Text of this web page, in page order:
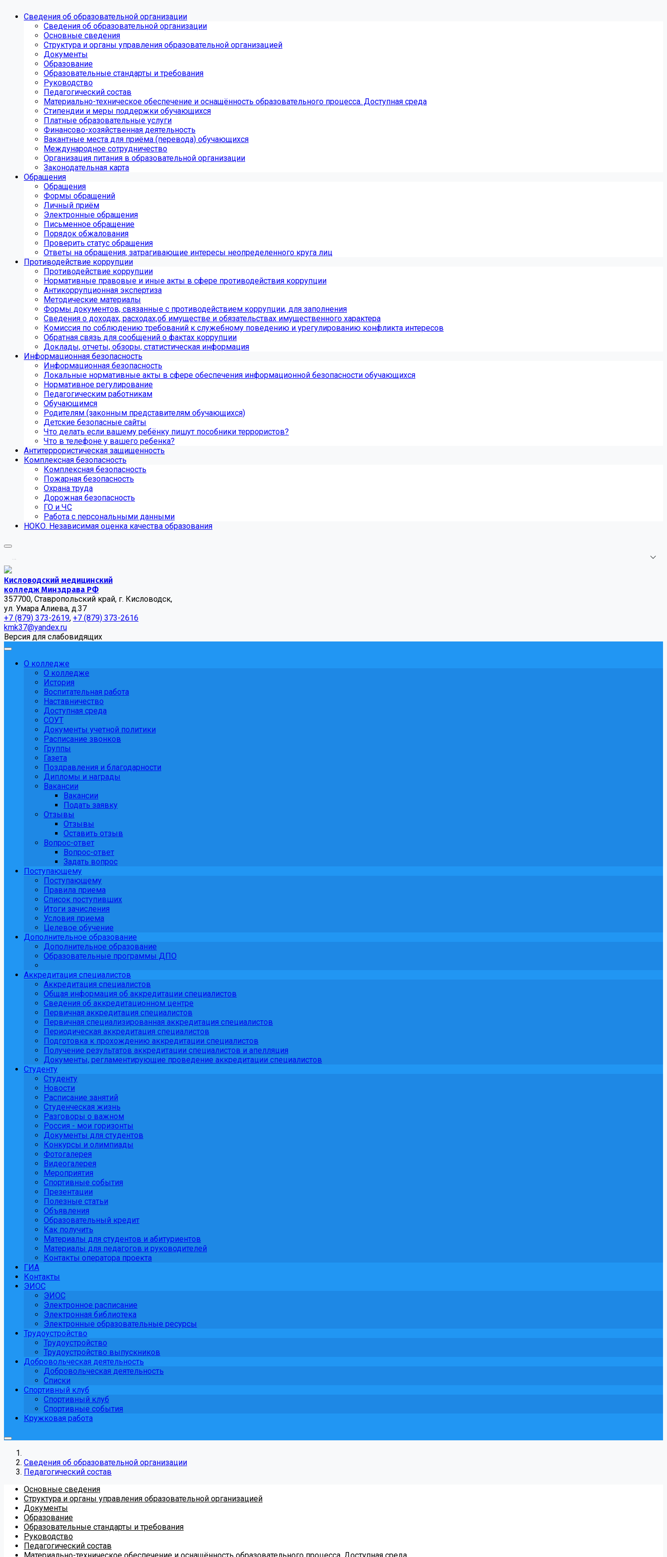
Сведения об образовательной организации
Сведения об образовательной организации
Основные сведения
Структура и органы управления образовательной организацией
Документы
Образование
Образовательные стандарты и требования
Руководство
Педагогический состав
Материально-техническое обеспечение и оснащённость образовательного процесса. Доступная среда
Стипендии и меры поддержки обучающихся
Платные образовательные услуги
Финансово-хозяйственная деятельность
Вакантные места для приёма (перевода) обучающихся
Международное сотрудничество
Организация питания в образовательной организации
Законодательная карта
Обращения
Обращения
Формы обращений
Личный приём
Электронные обращения
Письменное обращение
Порядок обжалования
Проверить статус обращения
Ответы на обращения, затрагивающие интересы неопределенного круга лиц
Противодействие коррупции
Противодействие коррупции
Нормативные правовые и иные акты в сфере противодействия коррупции
Антикоррупционная экспертиза
Методические материалы
Формы документов, связанные с противодействием коррупции, для заполнения
Сведения о доходах, расходах,об имуществе и обязательствах имущественного характера
Комиссия по соблюдению требований к служебному поведению и урегулированию конфликта интересов
Обратная связь для сообщений о фактах коррупции
Доклады, отчеты, обзоры, статистическая информация
Информационная безопасность
Информационная безопасность
Локальные нормативные акты в сфере обеспечения информационной безопасности обучающихся
Нормативное регулирование
Педагогическим работникам
Обучающимся
Родителям (законным представителям обучающихся)
Детские безопасные сайты
Что делать если вашему ребёнку пишут пособники террористов?
Что в телефоне у вашего ребенка?
Антитеррористическая защищенность
Комплексная безопасность
Комплексная безопасность
Пожарная безопасность
Охрана труда
Дорожная безопасность
ГО и ЧС
Работа с персональными данными
НОКО. Независимая оценка качества образования
...
Кисловодский медицинский
колледж Минздрава РФ
357700, Ставропольский край, г. Кисловодск,
ул. Умара Алиева, д.37
+7 (879) 373-2619, +7 (879) 373-2616
kmk37@yandex.ru
Версия для слабовидящих
О колледже
О колледже
История
Воспитательная работа
Наставничество
Доступная среда
СОУТ
Документы учетной политики
Расписание звонков
Группы
Газета
Поздравления и благодарности
Дипломы и награды
Вакансии
Вакансии
Подать заявку
Отзывы
Отзывы
Оставить отзыв
Вопрос-ответ
Вопрос-ответ
Задать вопрос
Поступающему
Поступающему
Правила приема
Список поступивших
Итоги зачисления
Условия приема
Целевое обучение
Дополнительное образование
Дополнительное образование
Образовательные программы ДПО
Аккредитация специалистов
Аккредитация специалистов
Общая информация об аккредитации специалистов
Сведения об аккредитационном центре
Первичная аккредитация специалистов
Первичная специализированная аккредитация специалистов
Периодическая аккредитация специалистов
Подготовка к прохождению аккредитации специалистов
Получение результатов аккредитации специалистов и апелляция
Документы, регламентирующие проведение аккредитации специалистов
Студенту
Студенту
Новости
Расписание занятий
Студенческая жизнь
Разговоры о важном
Россия - мои горизонты
Документы для студентов
Конкурсы и олимпиады
Фотогалерея
Видеогалерея
Мероприятия
Спортивные события
Презентации
Полезные статьи
Объявления
Образовательный кредит
Как получить
Материалы для студентов и абитуриентов
Материалы для педагогов и руководителей
Контакты оператора проекта
ГИА
Контакты
ЭИОС
ЭИОС
Электронное расписание
Электронная библиотека
Электронные образовательные ресурсы
Трудоустройство
Трудоустройство
Трудоустройство выпускников
Добровольческая деятельность
Добровольческая деятельность
Списки
Спортивный клуб
Спортивный клуб
Спортивные события
Кружковая работа
Сведения об образовательной организации
Педагогический состав
Основные сведения
Структура и органы управления образовательной организацией
Документы
Образование
Образовательные стандарты и требования
Руководство
Педагогический состав